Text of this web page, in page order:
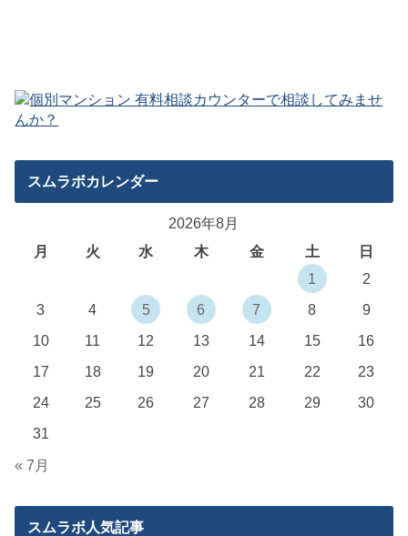
スムラボカレンダー
2026年8月
月
火 水 木 金 土
日
1
2
3
4 5 6 7 8
9
10
11 12 13 14 15
16
17
18 19 20 21 22
23
24
25 26 27 28 29
30
31
« 7月
スムラボ人気記事